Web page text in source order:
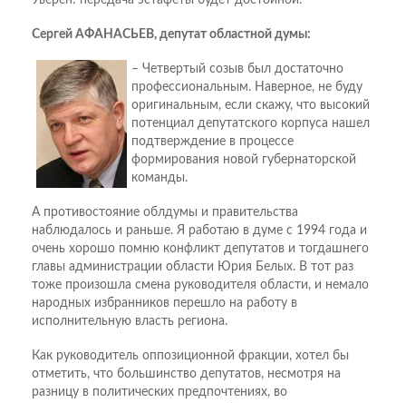
Сергей АФАНАСЬЕВ, депутат областной думы:
– Четвертый созыв был достаточно
профессиональным. Наверное, не буду
оригинальным, если скажу, что высокий
потенциал депутатского корпуса нашел
подтверждение в процессе
формирования новой губернаторской
команды.
А противостояние облдумы и правительства
наблюдалось и раньше. Я работаю в думе с 1994 года и
очень хорошо помню конфликт депутатов и тогдашнего
главы администрации области Юрия Белых. В тот раз
тоже произошла смена руководителя области, и немало
народных избранников перешло на работу в
исполнительную власть региона.
Как руководитель оппозиционной фракции, хотел бы
отметить, что большинство депутатов, несмотря на
разницу в политических предпочтениях, во